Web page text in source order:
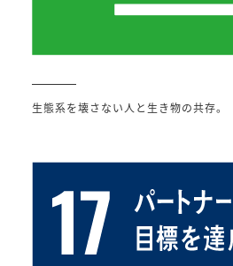
生態系を壊さない人と生き物の共存。